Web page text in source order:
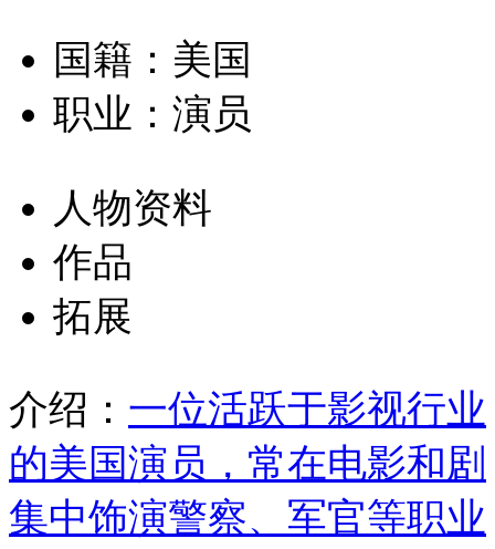
国籍：美国
职业：演员
人物资料
作品
拓展
介绍： 一位活跃于影视行业
的美国演员，常在电影和剧
集中饰演警察、军官等职业